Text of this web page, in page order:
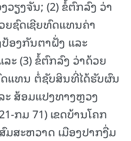
ຽງຈັນ; (2) ຂໍ້ຕົກລົງ ວ່າ
ຊົດເຊີຍທົດແທນຄ່າ
ອງກັນຕາຝັ່ງ ແລະ
ະ (3) ຂໍ້ຕົກລົງ ວ່າດ້ວຍ
ທນ ຕໍ່ຊັບສິນທີ່ໄດ້ຮັບຜົນ
ະ ສ້ອມແປງທາງຫຼວງ
ກມ 71) ເຂດບ້ານໂຄກ
ມສະຫວາດ ເມືອງປາກງື່ມ